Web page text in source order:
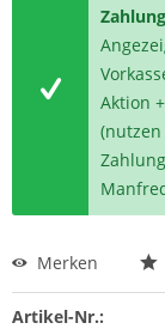
Aktion
Merken
Artikel-Nr.: